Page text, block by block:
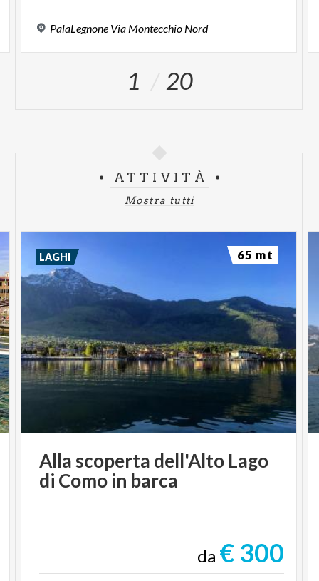
PalaLegnone Via Montecchio Nord
1 20
ATTIVITÀ
Mostra tutti
Alla scoperta dell'Alto Lago
di Como in barca
da € 300
LAGHI 65 mt